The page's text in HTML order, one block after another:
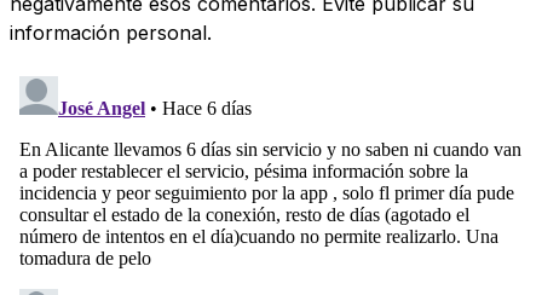
información personal.